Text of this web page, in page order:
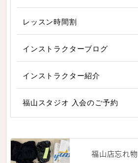
レッスン時間割
インストラクターブログ
インストラクター紹介
福山スタジオ 入会のご予約
福山店忘れ物